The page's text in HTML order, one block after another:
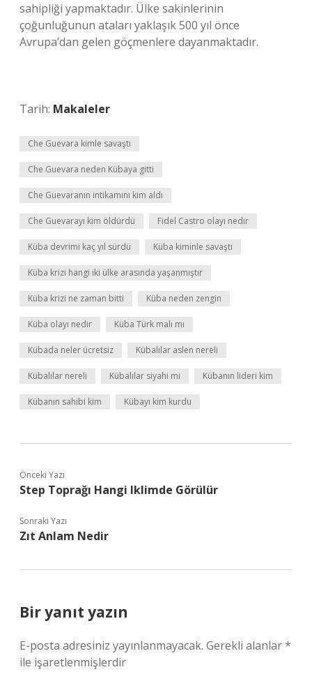
sahipliği yapmaktadır. Ülke sakinlerinin
çoğunluğunun ataları yaklaşık 500 yıl önce
Avrupa’dan gelen göçmenlere dayanmaktadır.
Tarih: Makaleler
Che Guevara kimle savaştı
Che Guevara neden Kübaya gitti
Che Guevaranın intikamını kim aldı
Che Guevarayı kim öldürdü Fidel Castro olayı nedir
Küba devrimi kaç yıl sürdü Küba kiminle savaştı
Küba krizi hangi iki ülke arasında yaşanmıştır
Küba krizi ne zaman bitti Küba neden zengin
Küba olayı nedir Küba Türk malı mı
Kübada neler ücretsiz Kübalılar aslen nereli
Kübalılar nereli Kübalılar siyahi mi Kübanın lideri kim
Kübanın sahibi kim Kübayı kim kurdu
Önceki Yazı
Step Toprağı Hangi Iklimde Görülür
Sonraki Yazı
Zıt Anlam Nedir
Bir yanıt yazın
E-posta adresiniz yayınlanmayacak. Gerekli alanlar*
ile işaretlenmişlerdir